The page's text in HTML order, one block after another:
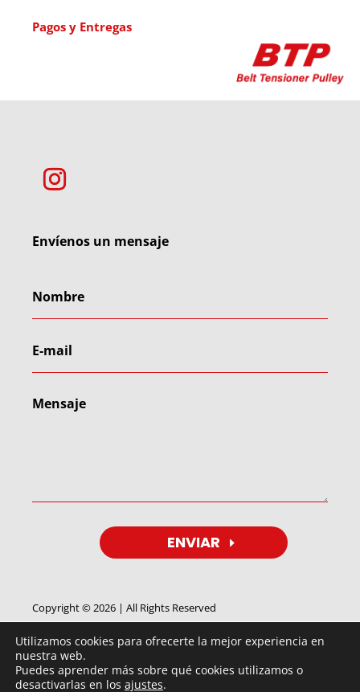
Pagos y Entregas
Envíenos un mensaje
ENVIAR
Copyright © 2026 | All Rights Reserved
Utilizamos cookies para ofrecerte la mejor experiencia en
nuestra web.
Puedes aprender más sobre qué cookies utilizamos o
desactivarlas en los ajustes.